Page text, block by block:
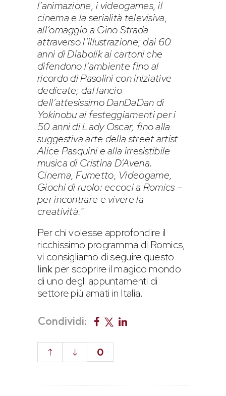
l’animazione, i videogames, il
cinema e la serialità televisiva,
all’omaggio a Gino Strada
attraverso l’illustrazione; dai 60
anni di Diabolik ai cartoni che
difendono l’ambiente fino al
ricordo di Pasolini con iniziative
dedicate; dal lancio
dell’attesissimo DanDaDan di
Yokinobu ai festeggiamenti per i
50 anni di Lady Oscar, fino alla
suggestiva arte della street artist
Alice Pasquini e alla irresistibile
musica di Cristina D’Avena.
Cinema, Fumetto, Videogame,
Giochi di ruolo: eccoci a Romics –
per incontrare e vivere la
creatività.”
Per chi volesse approfondire il
ricchissimo programma di Romics,
vi consigliamo di seguire questo
link per scoprire il magico mondo
di uno degli appuntamenti di
settore più amati in Italia.
Condividi:
0